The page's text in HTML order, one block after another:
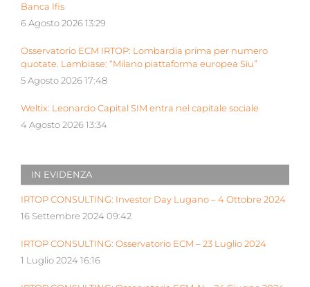
Banca Ifis
6 Agosto 2026 13:29
Osservatorio ECM IRTOP: Lombardia prima per numero
quotate. Lambiase: “Milano piattaforma europea Siu”
5 Agosto 2026 17:48
Weltix: Leonardo Capital SIM entra nel capitale sociale
4 Agosto 2026 13:34
IN EVIDENZA
IRTOP CONSULTING: Investor Day Lugano – 4 Ottobre 2024
16 Settembre 2024 09:42
IRTOP CONSULTING: Osservatorio ECM – 23 Luglio 2024
1 Luglio 2024 16:16